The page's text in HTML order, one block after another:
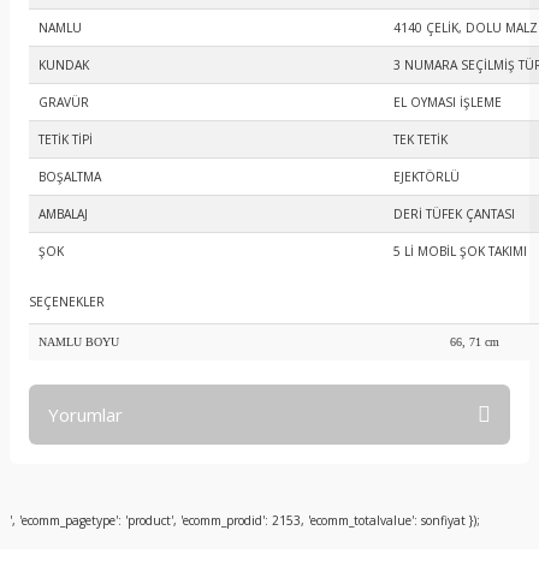
NAMLU 4140 ÇELİK, DOLU
KUNDAK 3 NUMARA SEÇİLMİŞ
GRAVÜR EL OYMASI İŞLEME
TETİK TİPİ TEK TETİK
BOŞALTMA EJEKTÖRLÜ
AMBALAJ DERİ TÜFEK ÇANTASI
ŞOK 5 Lİ MOBİL ŞOK TAKIMI
SEÇENEKLER
NAMLU BOYU 66, 71 cm
Yorumlar
Bu ürüne ilk yorumu siz yapın!
', 'ecomm_pagetype': 'product', 'ecomm_prodid': 2153, 'ecomm_totalvalue': sonfiyat });